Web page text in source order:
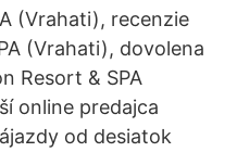
(Vrahati), recenzie
(Vrahati), dovolena
Resort & SPA
online predajca
od desiatok